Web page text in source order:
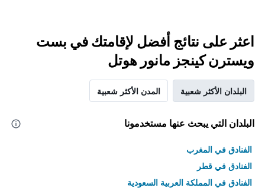
اعثر على نتائج أفضل لإقامتك في بست
ويسترن كينجز مانور هوتل
البلدان الأكثر شعبية المدن الأكثر شعبية
البلدان التي يبحث عنها مستخدمونا
الفنادق في المغرب
الفنادق في قطر
الفنادق في المملكة العربية السعودية